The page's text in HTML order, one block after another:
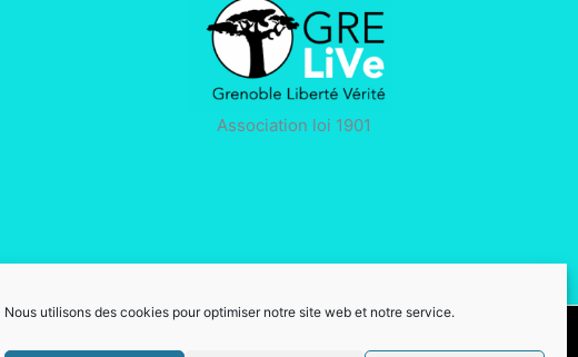
Nous utilisons des cookies pour optimiser notre site web et notre service.
Association loi 1901